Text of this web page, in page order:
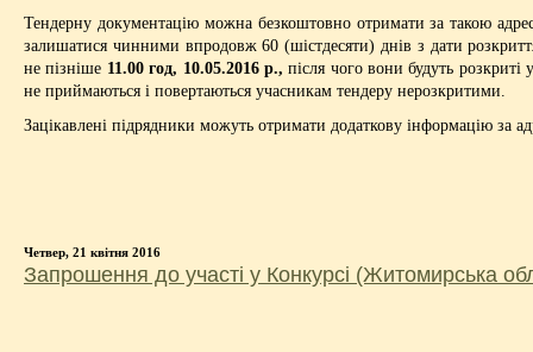
Тендерну документацію можна безкоштовно отримати за такою
залишатися чинними впродовж 60 (шістдесяти) днів з дати
не пізніше 11.00 год, 10.05.2016 р., після чого вони будуть розкриті
не приймаються і повертаються учасникам тендеру нерозкритими.
Зацікавлені підрядники можуть отримати додаткову інформацію
Четвер, 21 квітня 2016
Запрошення до участі у Конкурсі (Житомирська